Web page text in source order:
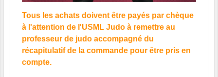
Tous les achats doivent être payés par chèque
à l'attention de l'USML Judo à remettre au
professeur de judo accompagné du
récapitulatif de la commande pour être pris en
compte.